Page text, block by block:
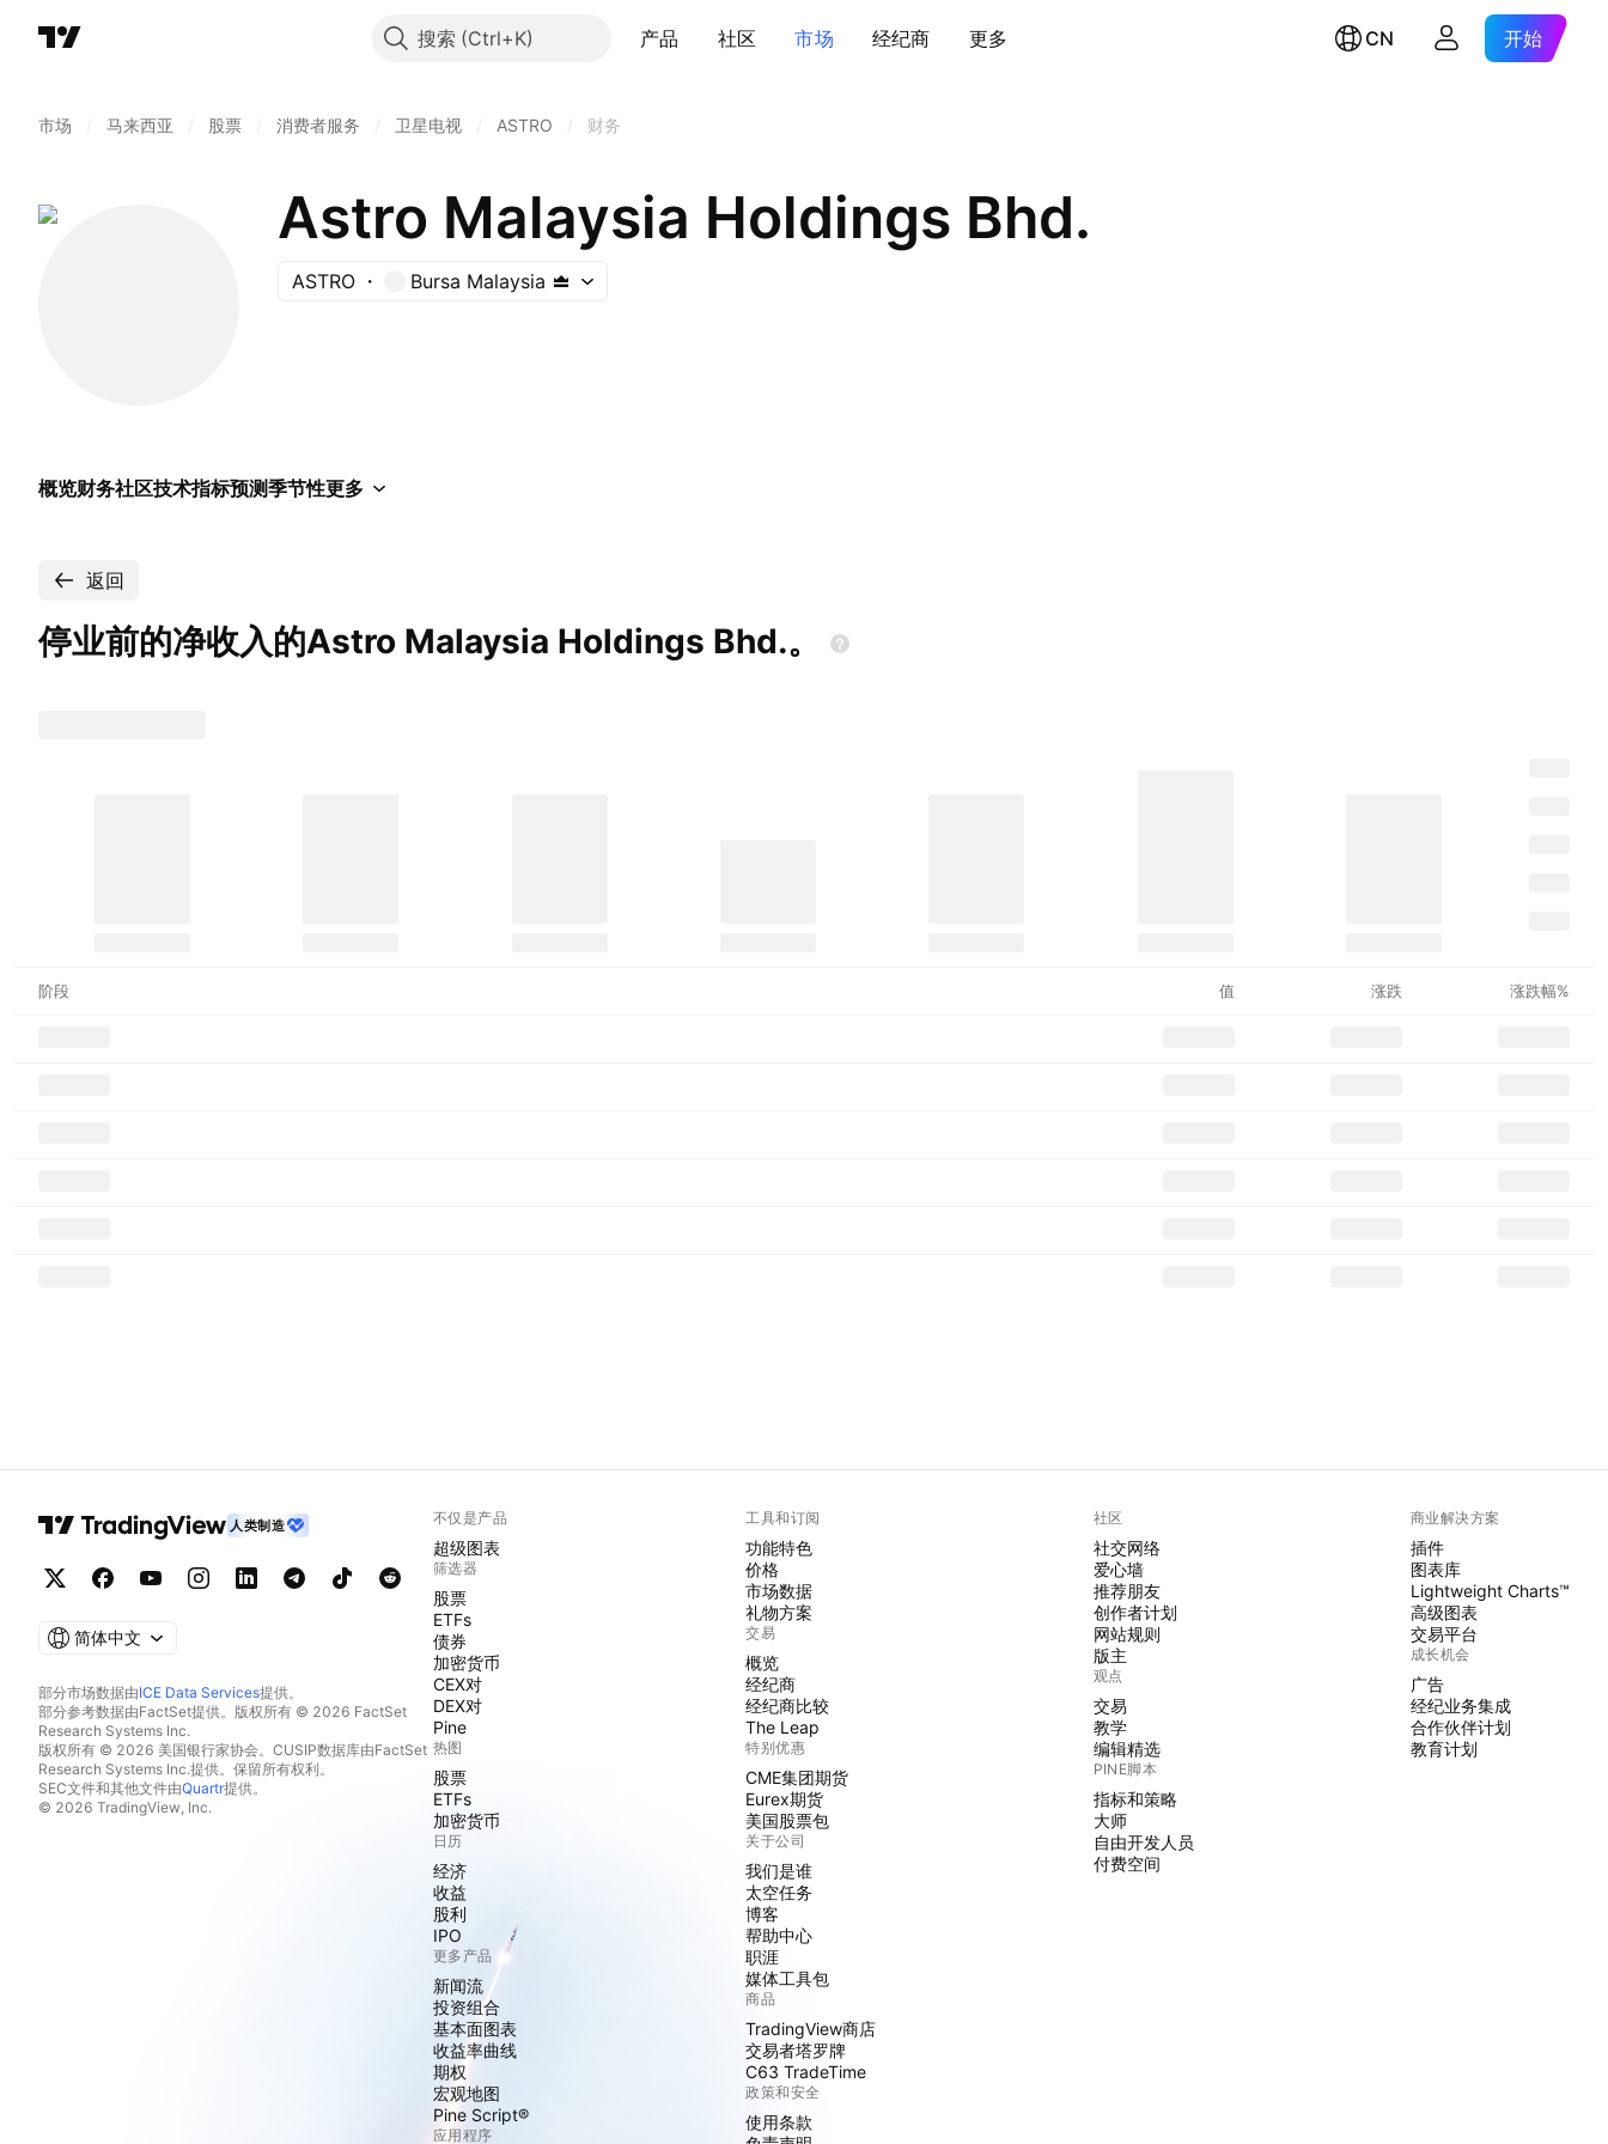
搜索 产品 社区 市场 经纪商 更多 CN 开始
市场 马来西亚 股票 消费者服务 卫星电视 ASTRO 财务
Astro Malaysia Holdings Bhd.
ASTRO Bursa Malaysia
概览财务社区技术指标预测季节性更多
返回
停业前的净收入的Astro Malaysia Holdings Bhd.。
阶段 值 涨跌 涨跌幅%
人类制造
简体中文
部分市场数据由ICE Data Services提供。
部分参考数据由FactSet提供。版权所有 © 2026 FactSet
Research Systems Inc.
版权所有 © 2026 美国银行家协会。CUSIP数据库由FactSet
Research Systems Inc.提供。保留所有权利。
SEC文件和其他文件由Quartr提供。
© 2026 TradingView, Inc.
不仅是产品
超级图表
筛选器
股票
ETFs
债券
加密货币
CEX对
DEX对
Pine
热图
股票
ETFs
加密货币
日历
经济
收益
股利
IPO
更多产品
新闻流
投资组合
基本面图表
收益率曲线
期权
宏观地图
Pine Script®
应用程序
工具和订阅
功能特色
价格
市场数据
礼物方案
交易
概览
经纪商
经纪商比较
The Leap
特别优惠
CME集团期货
Eurex期货
美国股票包
关于公司
我们是谁
太空任务
博客
帮助中心
职涯
媒体工具包
商品
TradingView商店
交易者塔罗牌
C63 TradeTime
政策和安全
使用条款
社区
社交网络
爱心墙
推荐朋友
创作者计划
网站规则
版主
观点
交易
教学
编辑精选
PINE脚本
指标和策略
大师
自由开发人员
付费空间
商业解决方案
插件
图表库
Lightweight Charts™
高级图表
交易平台
成长机会
广告
经纪业务集成
合作伙伴计划
教育计划